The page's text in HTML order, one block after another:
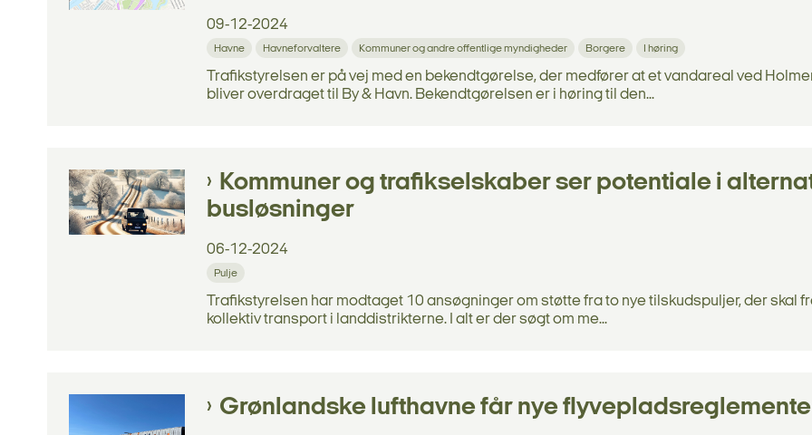
09-12-2024
Havne Havneforvaltere Kommuner og andre offentlige myndigheder Borgere I høring
Trafikstyrelsen er på vej med en bekendtgørelse, der medfører at et vandareal ved
bliver overdraget til By & Havn. Bekendtgørelsen er i høring til den...
Kommuner og trafikselskaber ser potentiale i
busløsninger
06-12-2024
Pulje
Trafikstyrelsen har modtaget 10 ansøgninger om støtte fra to nye tilskudspuljer, der skal
kollektiv transport i landdistrikterne. I alt er der søgt om me...
Grønlandske lufthavne får nye